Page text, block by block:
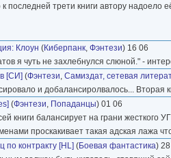
последней трети книги автору
Клоун (Киберпанк, Фэнтези) 16 06
я чуть не захлебнулся слюной." -
[СИ] (Фэнтези, Самиздат, сетевая
и добалансиролвалось... Вторая
(Фэнтези, Попаданцы) 01 06
книги балансирует на грани жесткого
проскакивает такая адская лажа
по контракту [HL] (Боевая фантастика)